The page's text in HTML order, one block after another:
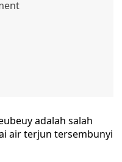
adalah salah
air terjun tersembunyi